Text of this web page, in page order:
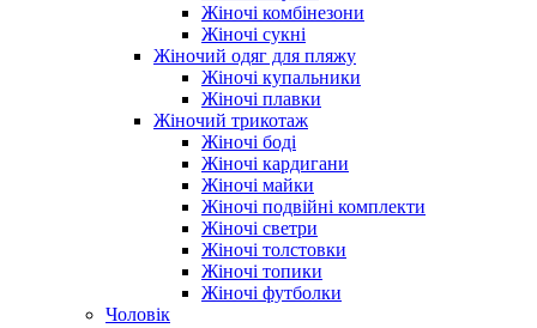
Жіночі комбінезони
Жіночі сукні
Жіночий одяг для пляжу
Жіночі купальники
Жіночі плавки
Жіночий трикотаж
Жіночі боді
Жіночі кардигани
Жіночі майки
Жіночі подвійні комплекти
Жіночі светри
Жіночі толстовки
Жіночі топики
Жіночі футболки
Чоловік